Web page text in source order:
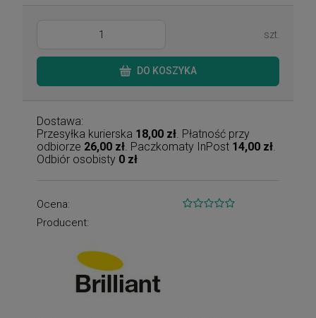
szt.
DO KOSZYKA
Dostawa:
Przesyłka kurierska 18,00 zł. Płatność przy
odbiorze 26,00 zł. Paczkomaty InPost 14,00 zł.
Odbiór osobisty 0 zł
Ocena:
Producent: